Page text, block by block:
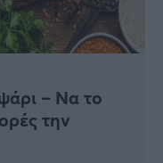
– Να το
την